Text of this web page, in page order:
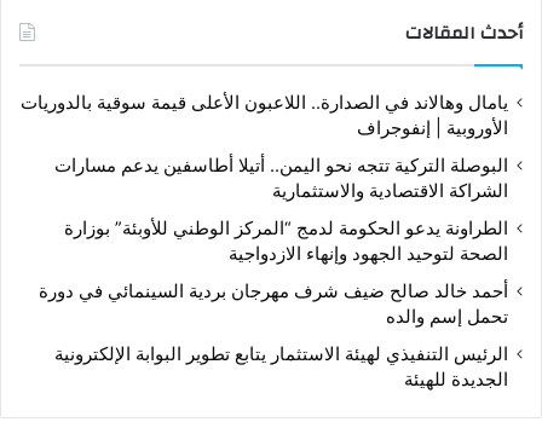
أحدث المقالات
يامال وهالاند في الصدارة.. اللاعبون الأعلى قيمة سوقية بالدوريات
الأوروبية | إنفوجراف
البوصلة التركية تتجه نحو اليمن.. أتيلا أطاسفين يدعم مسارات
الشراكة الاقتصادية والاستثمارية
الطراونة يدعو الحكومة لدمج “المركز الوطني للأوبئة” بوزارة
الصحة لتوحيد الجهود وإنهاء الازدواجية
أحمد خالد صالح ضيف شرف مهرجان بردية السينمائي في دورة
تحمل إسم والده
الرئيس التنفيذي لهيئة الاستثمار يتابع تطوير البوابة الإلكترونية
الجديدة للهيئة